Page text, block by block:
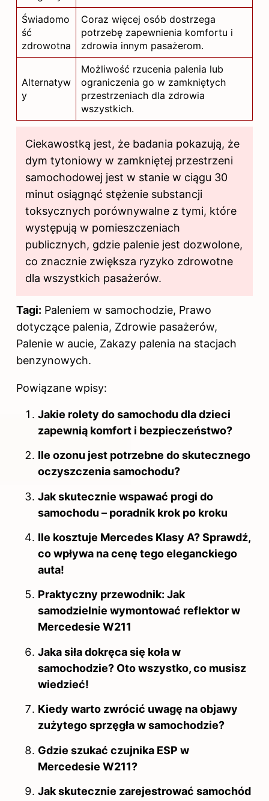
Świadomo
ść
zdrowotna
Coraz więcej osób dostrzega
potrzebę zapewnienia komfortu i
zdrowia innym pasażerom.
Alternatyw
y
Możliwość rzucenia palenia lub
ograniczenia go w zamkniętych
przestrzeniach dla zdrowia
wszystkich.
Ciekawostką jest, że badania pokazują, że
dym tytoniowy w zamkniętej przestrzeni
samochodowej jest w stanie w ciągu 30
minut osiągnąć stężenie substancji
toksycznych porównywalne z tymi, które
występują w pomieszczeniach
publicznych, gdzie palenie jest dozwolone,
co znacznie zwiększa ryzyko zdrowotne
dla wszystkich pasażerów.
Tagi: Paleniem w samochodzie, Prawo
dotyczące palenia, Zdrowie pasażerów,
Palenie w aucie, Zakazy palenia na stacjach
benzynowych.
Powiązane wpisy:
Jakie rolety do samochodu dla dzieci
zapewnią komfort i bezpieczeństwo?
Ile ozonu jest potrzebne do skutecznego
oczyszczenia samochodu?
Jak skutecznie wspawać progi do
samochodu – poradnik krok po kroku
Ile kosztuje Mercedes Klasy A? Sprawdź,
co wpływa na cenę tego eleganckiego
auta!
Praktyczny przewodnik: Jak
samodzielnie wymontować reflektor w
Mercedesie W211
Jaka siła dokręca się koła w
samochodzie? Oto wszystko, co musisz
wiedzieć!
Kiedy warto zwrócić uwagę na objawy
zużytego sprzęgła w samochodzie?
Gdzie szukać czujnika ESP w
Mercedesie W211?
Jak skutecznie zarejestrować samochód